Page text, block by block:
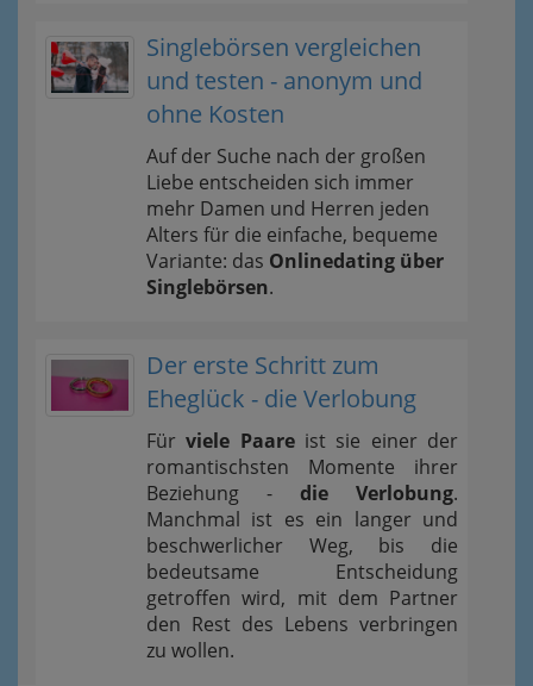
Singlebörsen vergleichen
und testen - anonym und
ohne Kosten
Auf der Suche nach der großen
Liebe entscheiden sich immer
mehr Damen und Herren jeden
Alters für die einfache, bequeme
Variante: das Onlinedating über
Singlebörsen.
Der erste Schritt zum
Eheglück - die Verlobung
Fürviele Paareist sie einer der
romantischsten Momente ihrer
Beziehung - die Verlobung.
Manchmal ist es ein langer und
beschwerlicher Weg, bis die
bedeutsame Entscheidung
getroffen wird, mit dem Partner
den Rest des Lebens verbringen
zu wollen.